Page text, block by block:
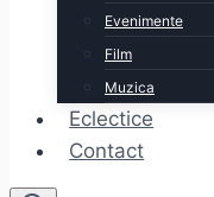
Evenimente
Film
Muzica
Eclectice
Contact